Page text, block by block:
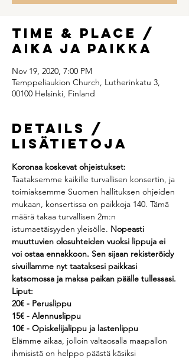
Time & Place /
Aika ja paikka
Nov 19, 2020, 7:00 PM
Temppeliaukion Church, Lutherinkatu 3,
00100 Helsinki, Finland
Details /
Lisätietoja
Koronaa koskevat ohjeistukset:
Taataksemme kaikille turvallisen konsertin, ja
toimiaksemme Suomen hallituksen ohjeiden
mukaan, konsertissa on paikkoja 140. Tämä
määrä takaa turvallisen 2m:n
istumaetäisyyden yleisölle. Nopeasti
muuttuvien olosuhteiden vuoksi lippuja ei
voi ostaa ennakkoon. Sen sijaan rekisteröidy
sivuillamme nyt taataksesi paikkasi
katsomossa ja maksa paikan päälle tullessasi.
Liput:
20€ - Peruslippu
15€ - Alennuslippu
10€ - Opiskelijalippu ja lastenlippu
Elämme aikaa, jolloin valtaosalla maapallon
ihmisistä on helppo päästä käsiksi